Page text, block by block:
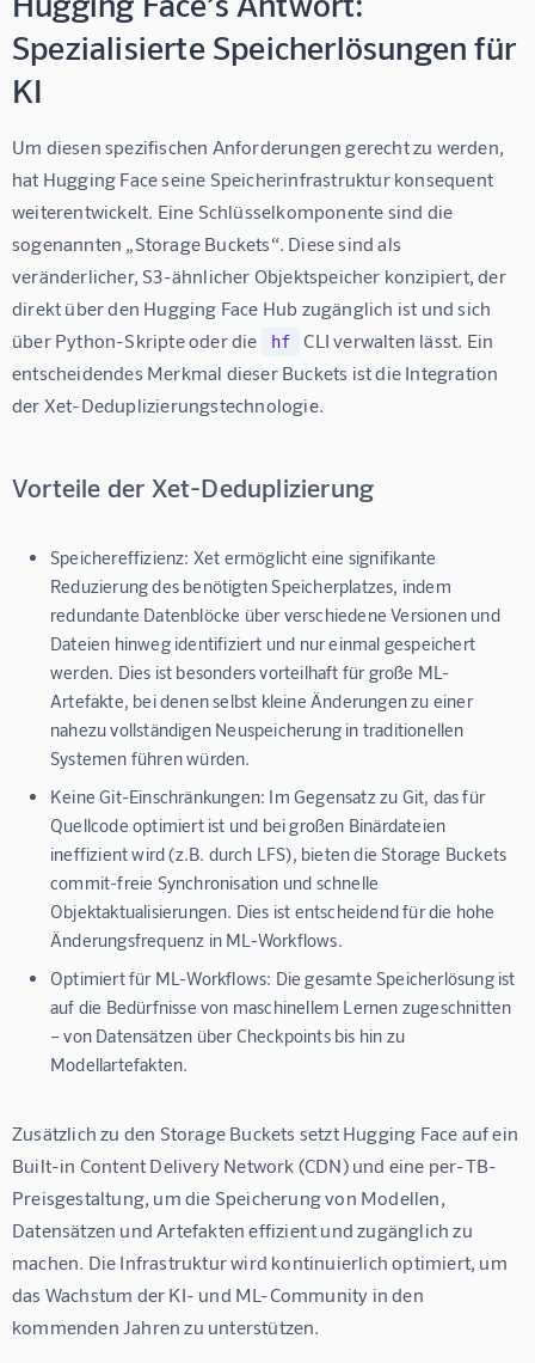
Spezialisierte Speicherlösungen für
KI
Um diesen spezifischen Anforderungen gerecht zu werden,
hat Hugging Face seine Speicherinfrastruktur konsequent
weiterentwickelt. Eine Schlüsselkomponente sind die
sogenannten „Storage Buckets“. Diese sind als
veränderlicher, S3-ähnlicher Objektspeicher konzipiert, der
direkt über den Hugging Face Hub zugänglich ist und sich
über Python-Skripte oder die
hf
CLI verwalten lässt. Ein
entscheidendes Merkmal dieser Buckets ist die Integration
der Xet-Deduplizierungstechnologie.
Vorteile der Xet-Deduplizierung
Speichereffizienz: Xet ermöglicht eine signifikante
Reduzierung des benötigten Speicherplatzes, indem
redundante Datenblöcke über verschiedene Versionen und
Dateien hinweg identifiziert und nur einmal gespeichert
werden. Dies ist besonders vorteilhaft für große ML-
Artefakte, bei denen selbst kleine Änderungen zu einer
nahezu vollständigen Neuspeicherung in traditionellen
Systemen führen würden.
Keine Git-Einschränkungen: Im Gegensatz zu Git, das für
Quellcode optimiert ist und bei großen Binärdateien
ineffizient wird (z.B. durch LFS), bieten die Storage Buckets
commit-freie Synchronisation und schnelle
Objektaktualisierungen. Dies ist entscheidend für die hohe
Änderungsfrequenz in ML-Workflows.
Optimiert für ML-Workflows: Die gesamte Speicherlösung ist
auf die Bedürfnisse von maschinellem Lernen zugeschnitten
– von Datensätzen über Checkpoints bis hin zu
Modellartefakten.
Zusätzlich zu den Storage Buckets setzt Hugging Face auf ein
Built-in Content Delivery Network (CDN) und eine per-TB-
Preisgestaltung, um die Speicherung von Modellen,
Datensätzen und Artefakten effizient und zugänglich zu
machen. Die Infrastruktur wird kontinuierlich optimiert, um
das Wachstum der KI- und ML-Community in den
kommenden Jahren zu unterstützen.